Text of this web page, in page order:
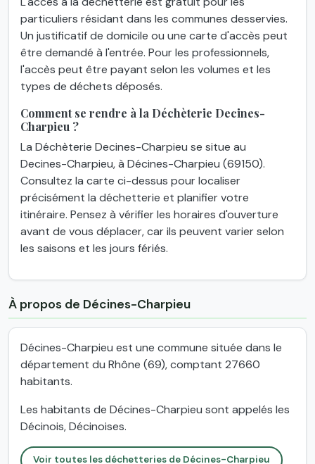
particuliers résidant dans les communes desservies.
Un justificatif de domicile ou une carte d'accès peut
être demandé à l'entrée. Pour les professionnels,
l'accès peut être payant selon les volumes et les
types de déchets déposés.
Comment se rendre à la Déchèterie Decines-
Charpieu ?
La Déchèterie Decines-Charpieu se situe au
Decines-Charpieu, à Décines-Charpieu (69150).
Consultez la carte ci-dessus pour localiser
précisément la déchetterie et planifier votre
itinéraire. Pensez à vérifier les horaires d'ouverture
avant de vous déplacer, car ils peuvent varier selon
les saisons et les jours fériés.
À propos de Décines-Charpieu
Décines-Charpieu est une commune située dans le
département du Rhône (69), comptant 27660
habitants.
Les habitants de Décines-Charpieu sont appelés les
Décinois, Décinoises.
Voir toutes les déchetteries de Décines-Charpieu